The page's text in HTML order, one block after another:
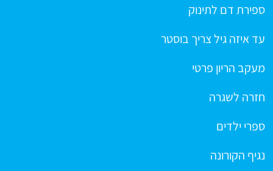
ספירת דם לתינוק
עד איזה גיל צריך בוסטר
מעקב הריון פרטי
חזרה לשגרה
ספרי ילדים
נגיף הקורונה